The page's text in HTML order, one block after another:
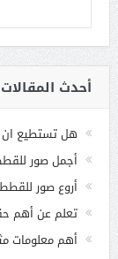
أحدث المقالات
هل تستطيع
أجمل صور
أروع صور
تعلم عن أهم
أهم معلومات